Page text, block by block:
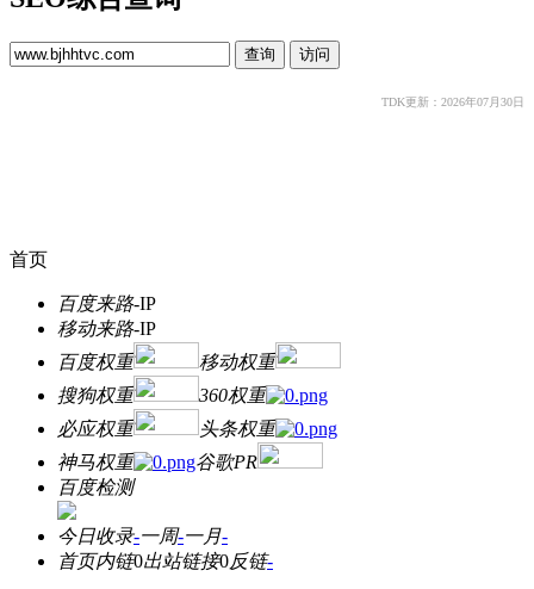
TDK更新：2026年07月30日
首页
百度来路-IP
移动来路-IP
百度权重
移动权重
搜狗权重
360权重
必应权重
头条权重
神马权重
谷歌PR
百度检测
今日收录-一周-一月-
首页内链0出站链接0反链-